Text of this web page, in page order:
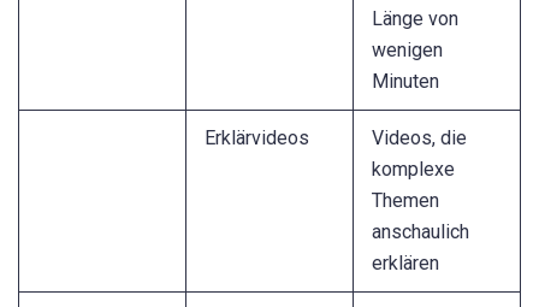
Länge von
wenigen
Minuten
Erklärvideos
Videos, die
komplexe
Themen
anschaulich
erklären